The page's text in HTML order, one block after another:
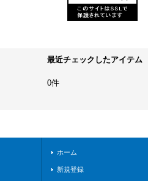
最近チェックしたアイテム
0件
ホーム
新規登録